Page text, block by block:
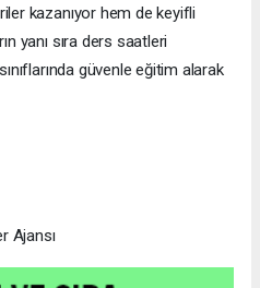
kazanıyor hem de keyifli
yanı sıra ders saatleri
güvenle eğitim alarak
Ajansı